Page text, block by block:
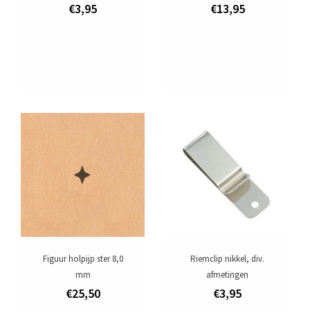
€3,95 €13,95
Figuur holpijp ster 8,0
mm
€25,50
Riemclip nikkel, div.
afmetingen
€3,95